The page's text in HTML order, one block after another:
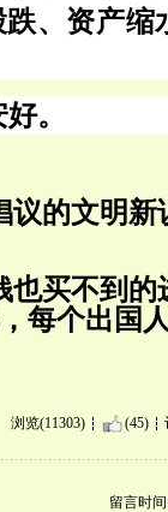
、资产缩
。
议的文明
也买不到
每个出国
浏览(11303) (45)
留言时间